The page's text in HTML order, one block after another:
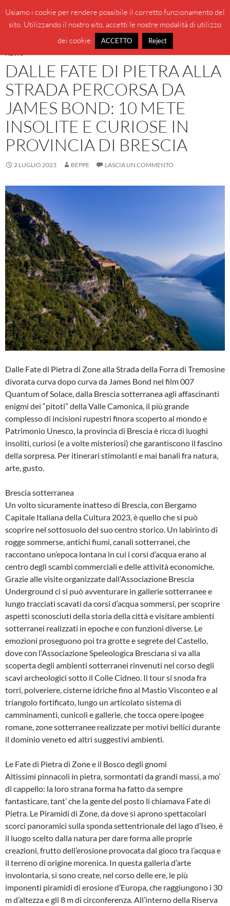
contenuto
BeppeBlog
MENU
NEWS
DALLE FATE DI PIETRA ALLA
STRADA PERCORSA DA
JAMES BOND: 10 METE
INSOLITE E CURIOSE IN
PROVINCIA DI BRESCIA
2 LUGLIO 2023 BEPPE LASCIA UN COMMENTO
Dalle Fate di Pietra di Zone alla Strada della Forra di Tremosine
divorata curva dopo curva da James Bond nel film 007
Quantum of Solace, dalla Brescia sotterranea agli affascinanti
enigmi dei “pitoti” della Valle Camonica, il più grande
complesso di incisioni rupestri finora scoperto al mondo e
Patrimonio Unesco, la provincia di Brescia è ricca di luoghi
insoliti, curiosi (e a volte misteriosi) che garantiscono il fascino
della sorpresa. Per itinerari stimolanti e mai banali fra natura,
arte, gusto.
Brescia sotterranea
Un volto sicuramente inatteso di Brescia, con Bergamo
Capitale Italiana della Cultura 2023, è quello che si può
scoprire nel sottosuolo del suo centro storico. Un labirinto di
rogge sommerse, antichi fiumi, canali sotterranei, che
raccontano un’epoca lontana in cui i corsi d’acqua erano al
centro degli scambi commerciali e delle attività economiche.
Grazie alle visite organizzate dall’Associazione Brescia
Underground ci si può avventurare in gallerie sotterranee e
lungo tracciati scavati da corsi d’acqua sommersi, per scoprire
aspetti sconosciuti della storia della città e visitare ambienti
sotterranei realizzati in epoche e con funzioni diverse. Le
emozioni proseguono poi tra grotte e segrete del Castello,
dove con l’Associazione Speleologica Bresciana si va alla
scoperta degli ambienti sotterranei rinvenuti nel corso degli
scavi archeologici sotto il Colle Cidneo. Il tour si snoda fra
torri, polveriere, cisterne idriche fino al Mastio Visconteo e al
triangolo fortificato, lungo un articolato sistema di
camminamenti, cunicoli e gallerie, che tocca opere ipogee
romane, zone sotterranee realizzate per motivi bellici durante
il dominio veneto ed altri suggestivi ambienti.
Le Fate di Pietra di Zone e il Bosco degli gnomi
Altissimi pinnacoli in pietra, sormontati da grandi massi, a mo’
di cappello: la loro strana forma ha fatto da sempre
fantasticare, tant’ che la gente del posto li chiamava Fate di
Pietra. Le Piramidi di Zone, da dove si aprono spettacolari
scorci panoramici sulla sponda settentrionale del lago d’Iseo, è
il luogo scelto dalla natura per dare forma alle proprie
creazioni, frutto dell’erosione provocata dal gioco tra l’acqua e
il terreno di origine morenica. In questa galleria d’arte
involontaria, si sono create, nel corso delle ere, le più
imponenti piramidi di erosione d’Europa, che raggiungono i 30
m d’altezza e gli 8 m di circonferenza. All’interno della Riserva
Usiamo i cookie per rendere possibile il corretto funzionamento del
sito. Utilizzando il nostro sito, accetti le nostre modalità di utilizzo
dei cookie.
ACCETTO Reject